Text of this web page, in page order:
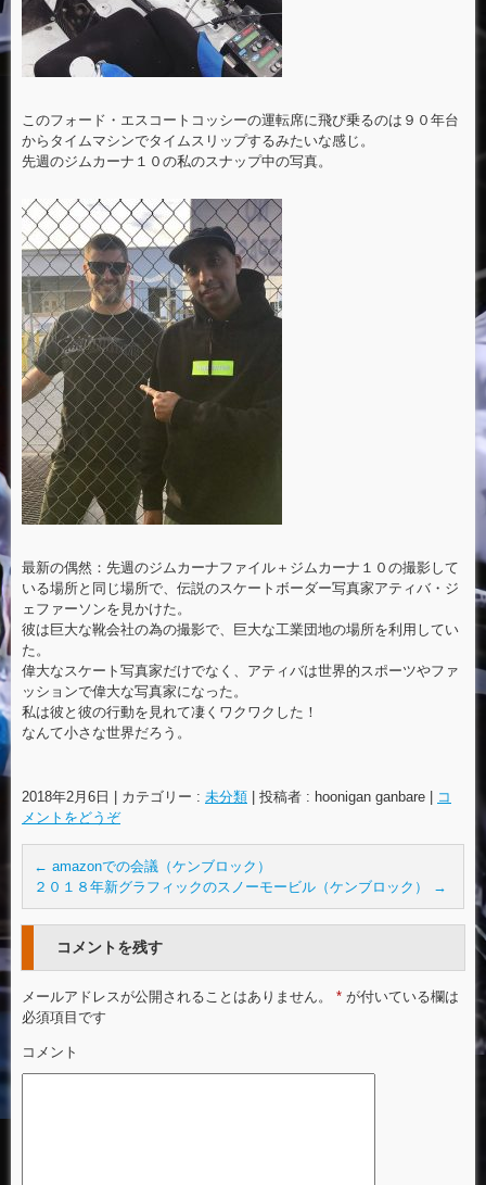
このフォード・エスコートコッシーの運転席に飛び乗るのは９０年台
からタイムマシンでタイムスリップするみたいな感じ。
先週のジムカーナ１０の私のスナップ中の写真。
最新の偶然：先週のジムカーナファイル＋ジムカーナ１０の撮影して
いる場所と同じ場所で、伝説のスケートボーダー写真家アティバ・ジ
ェファーソンを見かけた。
彼は巨大な靴会社の為の撮影で、巨大な工業団地の場所を利用してい
た。
偉大なスケート写真家だけでなく、アティバは世界的スポーツやファ
ッションで偉大な写真家になった。
私は彼と彼の行動を見れて凄くワクワクした！
なんて小さな世界だろう。
2018年2月6日 カテゴリー : 未分類 投稿者 : hoonigan ganbare
コ
メントをどうぞ
← amazonでの会議（ケンブロック）
２０１８年新グラフィックのスノーモービル（ケンブロック）
→
コメントを残す
メールアドレスが公開されることはありません。 * が付いている欄は
必須項目です
コメント